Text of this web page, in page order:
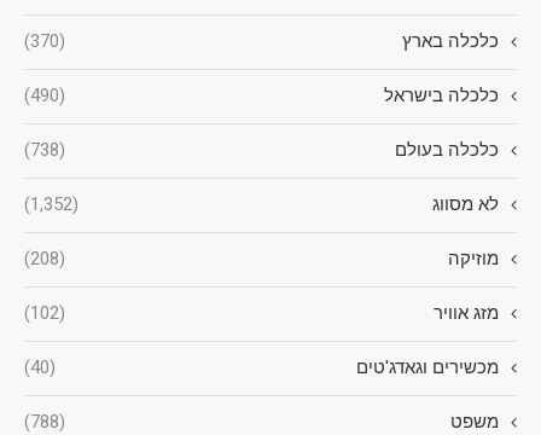
כלכלה בארץ (370)
כלכלה בישראל (490)
כלכלה בעולם (738)
לא מסווג (1,352)
מוזיקה (208)
מזג אוויר (102)
מכשירים וגאדג'טים (40)
משפט (788)